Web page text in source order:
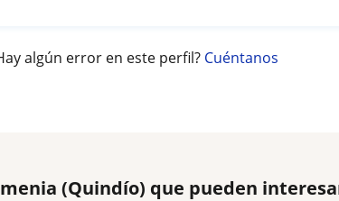
algún error en este perfil? Cuéntanos
(Quindío) que pueden